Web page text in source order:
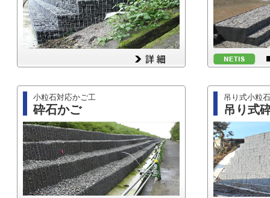
小粒石対応かご工
砕石かご
吊り式小粒
吊り式